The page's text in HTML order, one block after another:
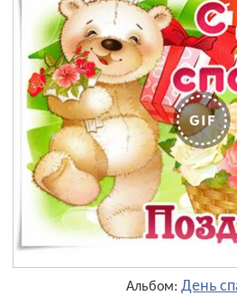
Альбом: День